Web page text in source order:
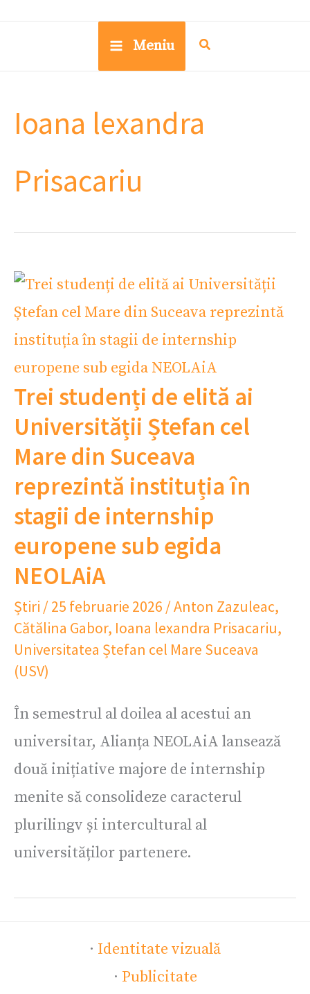
Meniu
Ioana lexandra
Prisacariu
Trei studenți de elită ai
Universității Ștefan cel
Mare din Suceava
reprezintă instituția în
stagii de internship
europene sub egida
NEOLAiA
Știri /25 februarie 2026 /Anton Zazuleac,
Cătălina Gabor, Ioana lexandra Prisacariu,
Universitatea Ștefan cel Mare Suceava
(USV)
În semestrul al doilea al acestui an
universitar, Alianța NEOLAiA lansează
două inițiative majore de internship
menite să consolideze caracterul
plurilingv și intercultural al
universităților partenere.
· Identitate vizuală
· Publicitate